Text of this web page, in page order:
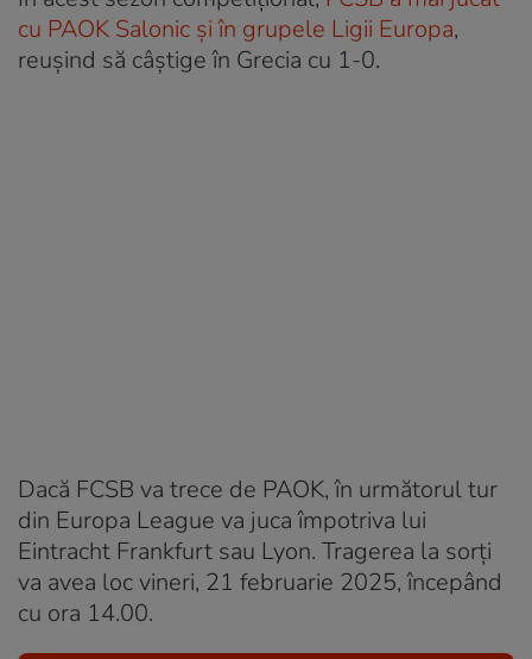
cu PAOK Salonic și în grupele Ligii Europa,
reușind să câștige în Grecia cu 1-0.
Dacă FCSB va trece de PAOK, în următorul tur
din Europa League va juca împotriva lui
Eintracht Frankfurt sau Lyon. Tragerea la sorți
va avea loc vineri, 21 februarie 2025, începând
cu ora 14.00.